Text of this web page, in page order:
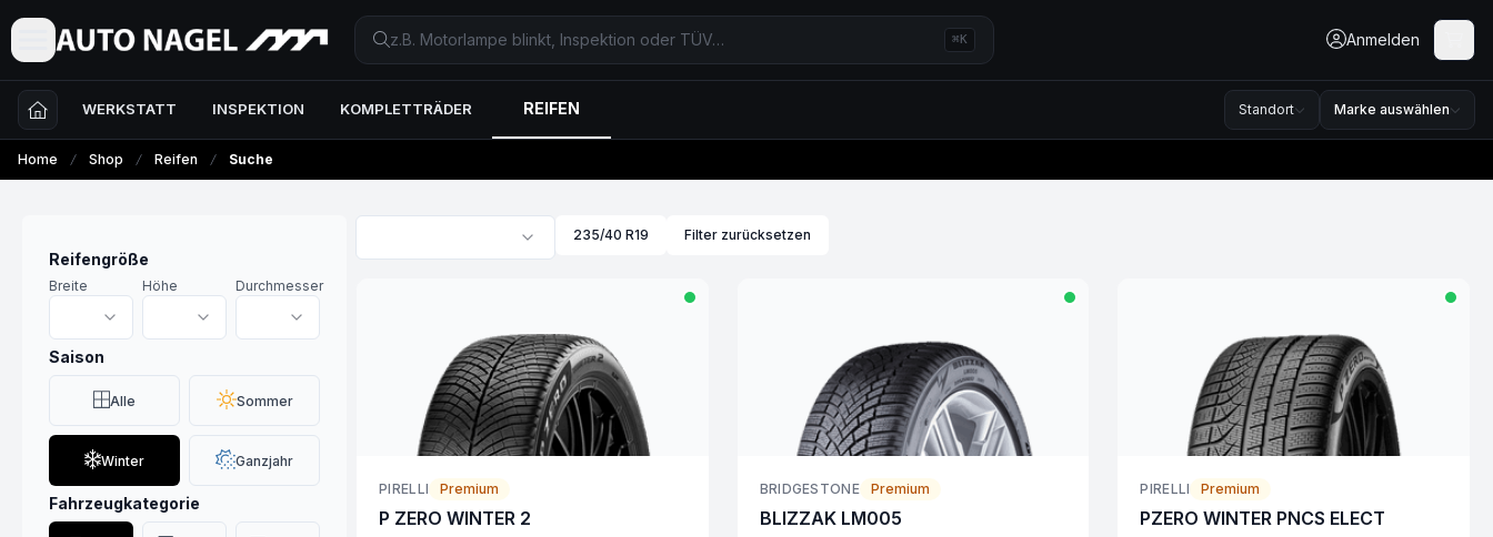
⌘K Anmelden
WERKSTATT INSPEKTION KOMPLETTRÄDER REIFEN Standort Marke auswählen
Home Shop Reifen Suche
Reifengröße
Breite Höhe Durchmesser
Saison
Alle Sommer
Winter Ganzjahr
Fahrzeugkategorie
235/40 R19 Filter zurücksetzen
PIRELLI Premium
P ZERO WINTER 2
BRIDGESTONE Premium
BLIZZAK LM005
PIRELLI Premium
PZERO WINTER PNCS ELECT